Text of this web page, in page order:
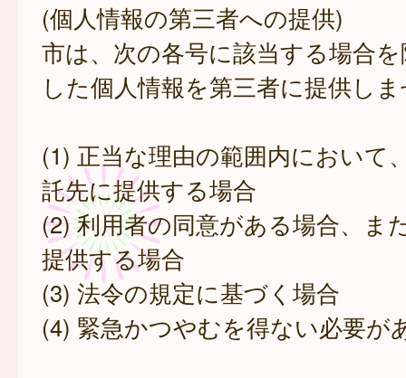
(個人情報の第三者への提供)
市は、次の各号に該当する場合
した個人情報を第三者に提供し
(1) 正当な理由の範囲内において
託先に提供する場合
(2) 利用者の同意がある場合、ま
提供する場合
(3) 法令の規定に基づく場合
(4) 緊急かつやむを得ない必要が